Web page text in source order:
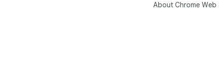
About Chrome Web